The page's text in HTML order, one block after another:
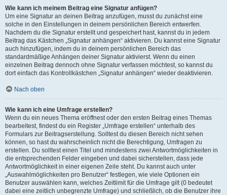
Wie kann ich meinem Beitrag eine Signatur anfügen?
Um eine Signatur an deinen Beitrag anzufügen, musst du zunächst eine
solche in den Einstellungen in deinem persönlichen Bereich entwerfen.
Nachdem du die Signatur erstellt und gespeichert hast, kannst du in jedem
Beitrag das Kästchen „Signatur anhängen“ aktivieren. Du kannst eine Signatur
auch hinzufügen, indem du in deinem persönlichen Bereich das
standardmäßige Anhängen deiner Signatur aktivierst. Wenn du einen
einzelnen Beitrag dennoch ohne Signatur verfassen möchtest, so kannst du
dort einfach das Kontrollkästchen „Signatur anhängen“ wieder deaktivieren.
Nach oben
Wie kann ich eine Umfrage erstellen?
Wenn du ein neues Thema eröffnest oder den ersten Beitrag eines Themas
bearbeitest, findest du ein Register „Umfrage erstellen“ unterhalb des
Formulars zur Beitragserstellung. Solltest du diesen Bereich nicht sehen
können, so hast du wahrscheinlich nicht die Berechtigung, Umfragen zu
erstellen. Du solltest einen Titel und mindestens zwei Antwortmöglichkeiten in
die entsprechenden Felder eingeben und dabei sicherstellen, dass jede
Antwortmöglichkeit in einer eigenen Zeile steht. Du kannst auch unter
„Auswahlmöglichkeiten pro Benutzer“ festlegen, wie viele Optionen ein
Benutzer auswählen kann, welches Zeitlimit für die Umfrage gilt (0 bedeutet
dabei eine zeitlich unbegrenzte Umfrage) und schließlich, ob die Benutzer ihre